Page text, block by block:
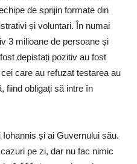
de sprijin formate din
și voluntari. În numai
3 milioane de persoane și
depistați pozitiv au fost
care au refuzat testarea au
fiind obligați să intre în
și ai Guvernului său.
pe zi, dar nu fac nimic